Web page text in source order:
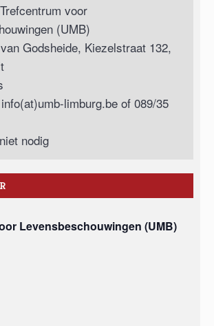
voor
(UMB)
Godsheide, Kiezelstraat 132,
limburg.be of 089/35
nodig
Levensbeschouwingen (UMB)